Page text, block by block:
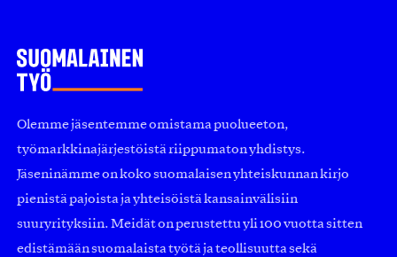
Olemme jäsentemme omistama puolueeton,
työmarkkinajärjestöistä riippumaton yhdistys.
Jäseninämme on koko suomalaisen yhteiskunnan kirjo
pienistä pajoista ja yhteisöistä kansainvälisiin
suuryrityksiin. Meidät on perustettu yli 100 vuotta sitten
edistämään suomalaista työtä ja teollisuutta sekä